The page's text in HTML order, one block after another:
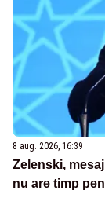
8 aug. 2026, 16:39
Zelenski,
nu are timp